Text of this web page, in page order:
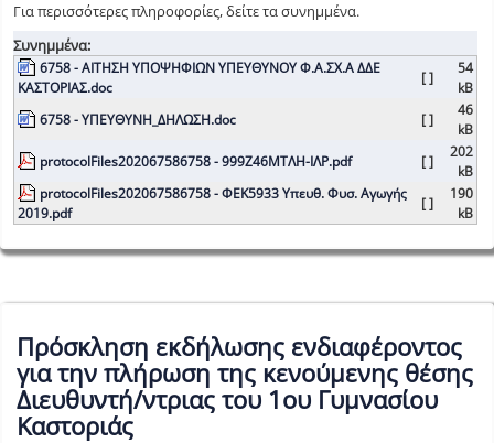
Για περισσότερες πληροφορίες, δείτε τα συνημμένα.
Συνημμένα:
6758 - ΑΙΤΗΣΗ ΥΠΟΨΗΦΙΩΝ ΥΠΕΥΘΥΝΟΥ Φ.Α.ΣΧ.Α ΔΔΕ
ΚΑΣΤΟΡΙΑΣ.doc
[ ]
54
kB
6758 - ΥΠΕΥΘΥΝΗ_ΔΗΛΩΣΗ.doc
[ ]
46
kB
protocolFiles202067586758 - 999Ζ46ΜΤΛΗ-ΙΛΡ.pdf
[ ]
202
kB
protocolFiles202067586758 - ΦΕΚ5933 Υπευθ. Φυσ. Αγωγής
2019.pdf
[ ]
190
kB
Πρόσκληση εκδήλωσης ενδιαφέροντος
για την πλήρωση της κενούμενης θέσης
Διευθυντή/ντριας του 1ου Γυμνασίου
Καστοριάς